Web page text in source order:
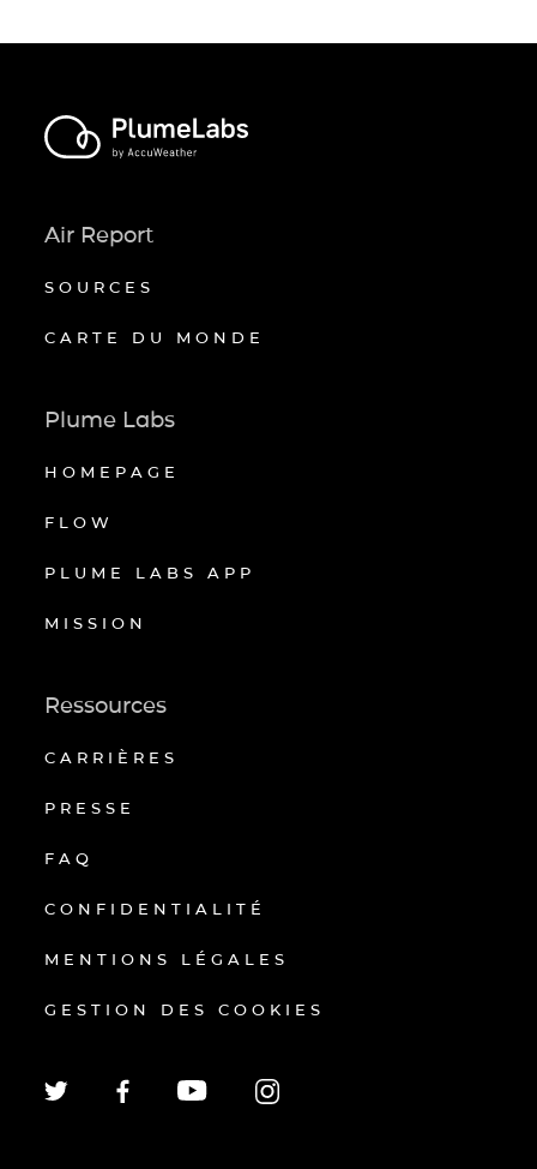
Air Report
SOURCES
CARTE DU MONDE
Plume Labs
HOMEPAGE
FLOW
PLUME LABS APP
MISSION
Ressources
CARRIÈRES
PRESSE
FAQ
CONFIDENTIALITÉ
MENTIONS LÉGALES
GESTION DES COOKIES